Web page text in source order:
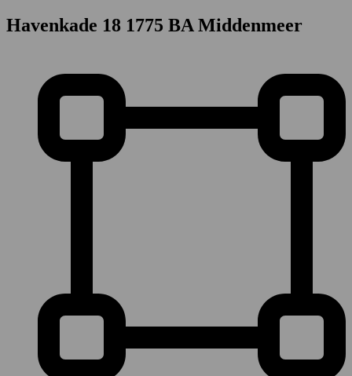
Havenkade 18 1775 BA Middenmeer